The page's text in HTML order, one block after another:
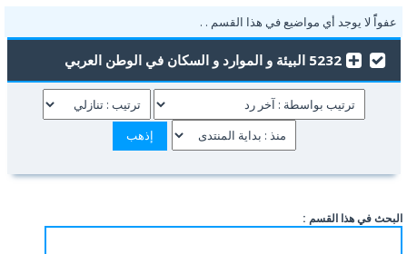
عفواًً لا يوجد أي مواضيع في هذا القسم . .
5232 البيئة و الموارد و السكان في الوطن العربي
البحث في هذا القسم :